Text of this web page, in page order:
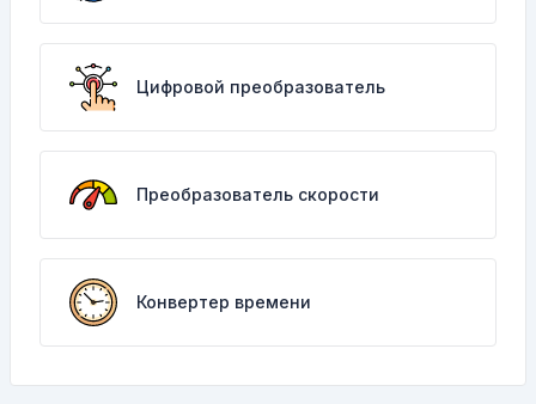
Цифровой преобразователь
Преобразователь скорости
Конвертер времени